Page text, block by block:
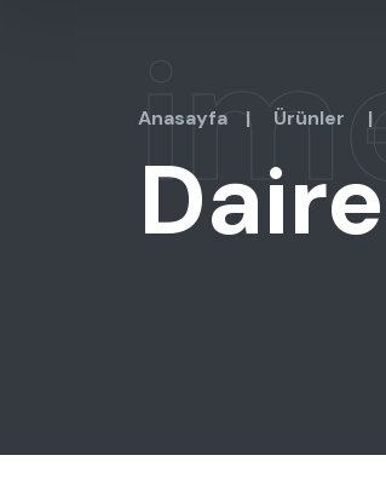
Anasayfa | Ürünler |